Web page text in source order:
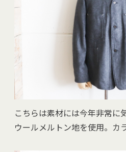
こちらは素材には今年非常に
ウールメルトン地を使用。カ